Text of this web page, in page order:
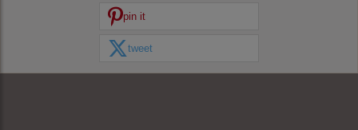
pin it
tweet